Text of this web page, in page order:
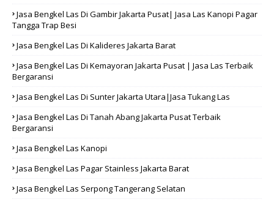
Jasa Bengkel Las Di Gambir Jakarta Pusat| Jasa Las Kanopi Pagar
Tangga Trap Besi
Jasa Bengkel Las Di Kalideres Jakarta Barat
Jasa Bengkel Las Di Kemayoran Jakarta Pusat | Jasa Las Terbaik
Bergaransi
Jasa Bengkel Las Di Sunter Jakarta Utara|Jasa Tukang Las
Jasa Bengkel Las Di Tanah Abang Jakarta Pusat Terbaik
Bergaransi
Jasa Bengkel Las Kanopi
Jasa Bengkel Las Pagar Stainless Jakarta Barat
Jasa Bengkel Las Serpong Tangerang Selatan